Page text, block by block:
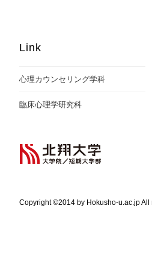
Link
心理カウンセリング学科
臨床心理学研究科
Copyright ©2014 by Hokusho-u.ac.jp All